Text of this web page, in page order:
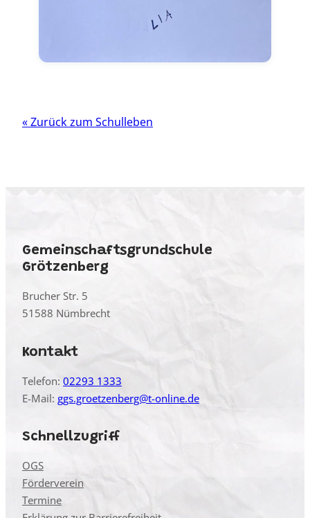
« Zurück zum Schulleben
Gemeinschaftsgrundschule
Grötzenberg
Brucher Str. 5
51588 Nümbrecht
Kontakt
Telefon: 02293 1333
E-Mail: ggs.groetzenberg@t-online.de
Schnellzugriff
OGS
Förderverein
Termine